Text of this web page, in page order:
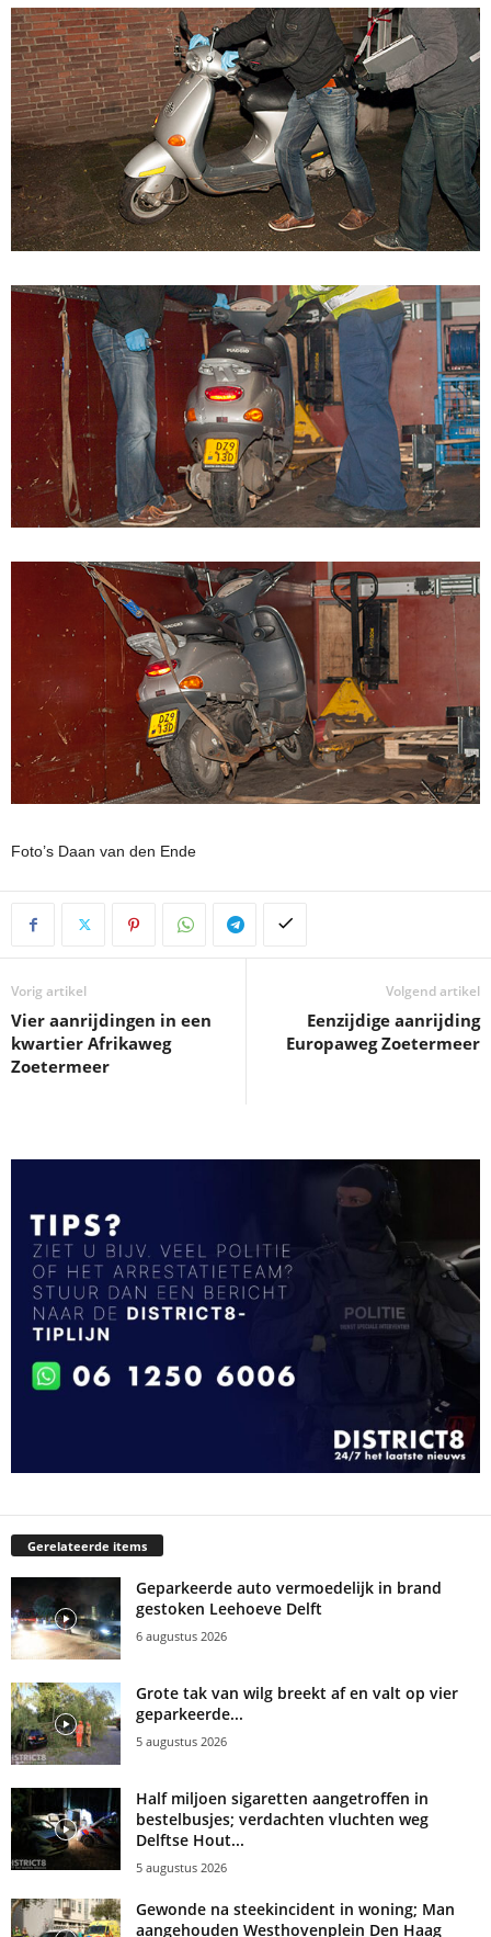
Foto’s Daan van den Ende
Vorig artikel
Vier aanrijdingen in een
kwartier Afrikaweg
Zoetermeer
Volgend artikel
Eenzijdige aanrijding
Europaweg Zoetermeer
Gerelateerde items
Geparkeerde auto vermoedelijk in brand
gestoken Leehoeve Delft
6 augustus 2026
Grote tak van wilg breekt af en valt op vier
geparkeerde...
5 augustus 2026
Half miljoen sigaretten aangetroffen in
bestelbusjes; verdachten vluchten weg
Delftse Hout...
5 augustus 2026
Gewonde na steekincident in woning; Man
aangehouden Westhovenplein Den Haag